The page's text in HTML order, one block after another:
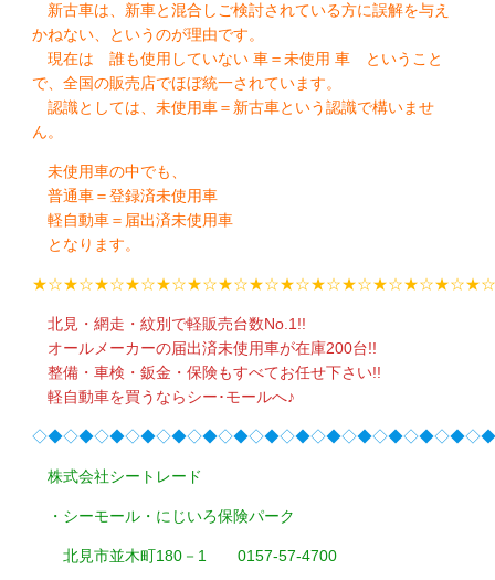
新古車は、新車と混合しご検討されている方に誤解を与え
かねない、というのが理由です。
現在は 誰も使用していない 車＝未使用 車 ということ
で、全国の販売店でほぼ統一されています。
認識としては、未使用車＝新古車という認識で構いませ
ん。
未使用車の中でも、
普通車＝登録済未使用車
軽自動車＝届出済未使用車
となります。
北見・網走・紋別で軽販売台数No.1!!
オールメーカーの届出済未使用車が在庫200台!!
整備・車検・鈑金・保険もすべてお任せ下さい!!
軽自動車を買うならシー･モールへ♪
株式会社シートレード
・シーモール・にじいろ保険パーク
北見市並木町180－1 0157-57-4700